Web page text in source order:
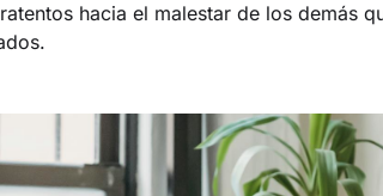
hacia el malestar de los demás